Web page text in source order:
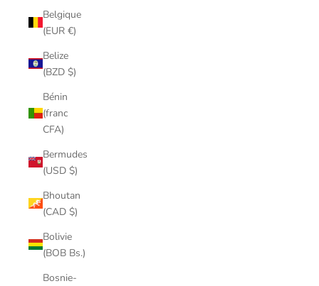
Belgique
(EUR €)
Belize
(BZD $)
Bénin
(franc
CFA)
Bermudes
(USD $)
Bhoutan
(CAD $)
Bolivie
(BOB Bs.)
Bosnie-